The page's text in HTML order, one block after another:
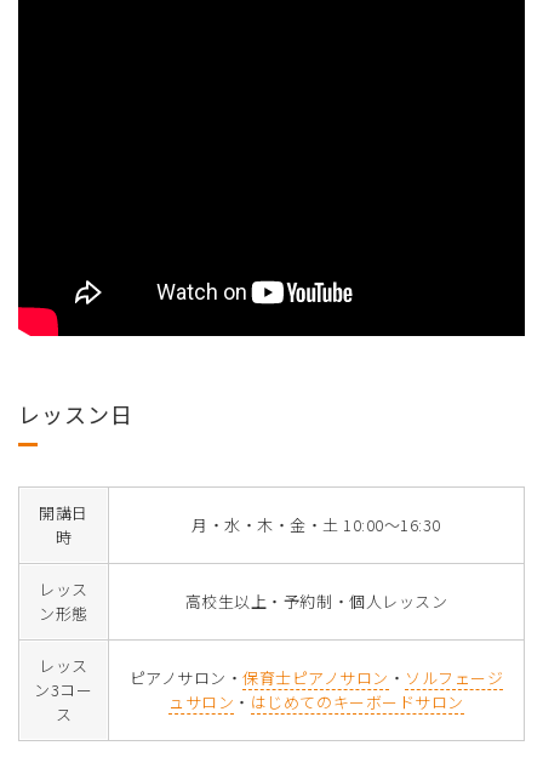
レッスン日
開講日
時
月・水・木・金・土 10:00～16:30
レッス
ン形態
高校生以上・予約制・個人レッスン
レッス
ン3コー
ス
ピアノサロン・保育士ピアノサロン ・ ソルフェージ
ュサロン ・ はじめてのキーボードサロン